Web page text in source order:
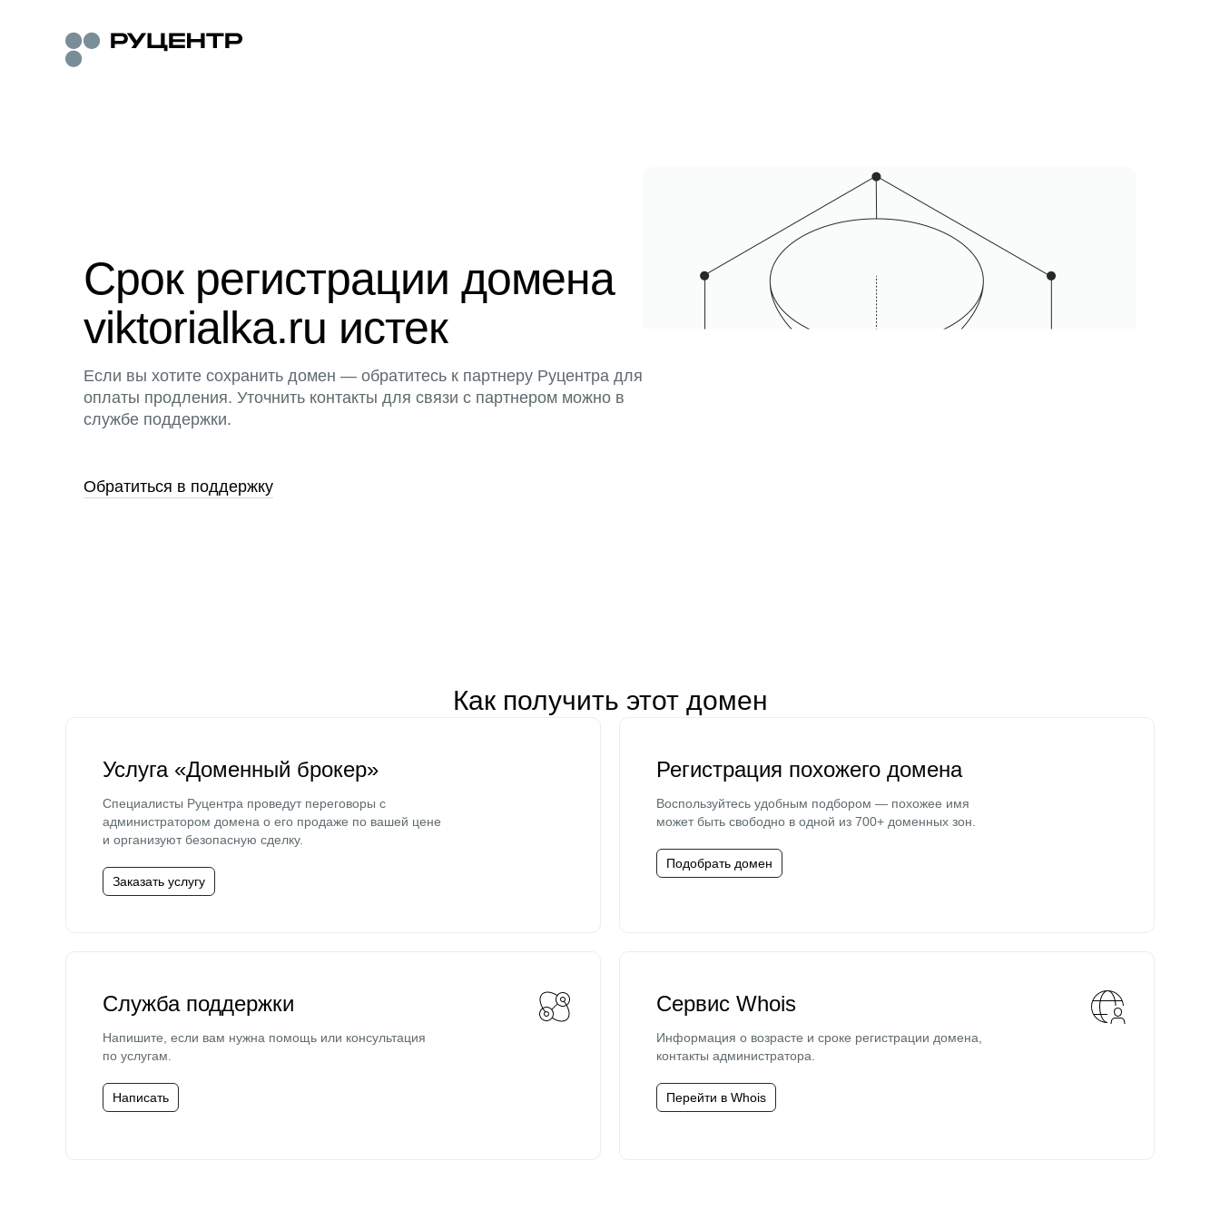
Срок регистрации домена
viktorialka.ru истек
Если вы хотите сохранить домен — обратитесь к партнеру Руцентра для
оплаты продления. Уточнить контакты для связи с партнером можно в
службе поддержки.
Обратиться в поддержку
Как получить этот домен
Услуга «Доменный брокер»
Специалисты Руцентра проведут переговоры с
администратором домена о его продаже по вашей цене
и организуют безопасную сделку.
Заказать услугу
Регистрация похожего домена
Воспользуйтесь удобным подбором — похожее имя
может быть свободно в одной из 700+ доменных зон.
Подобрать домен
Служба поддержки
Напишите, если вам нужна помощь или консультация
по услугам.
Написать
Сервис Whois
Информация о возрасте и сроке регистрации домена,
контакты администратора.
Перейти в Whois